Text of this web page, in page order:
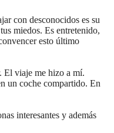
con desconocidos es su
miedos. Es entretenido,
esto último
El viaje me hizo a mí.
un coche compartido. En
interesantes y además